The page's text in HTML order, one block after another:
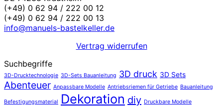
(+49) 0 62 94 / 222 00 12
(+49) 0 62 94 / 222 00 13
info@manuels-bastelkeller.de
Vertrag widerrufen
Suchbegriffe
3D-Drucktechnologie 3D-Sets Bauanleitung 3D druck 3D Sets
Abenteuer Anpassbare Modelle Antriebsriemen für Getriebe Bauanleitung
Befestigungsmaterial Dekoration diy Druckbare Modelle